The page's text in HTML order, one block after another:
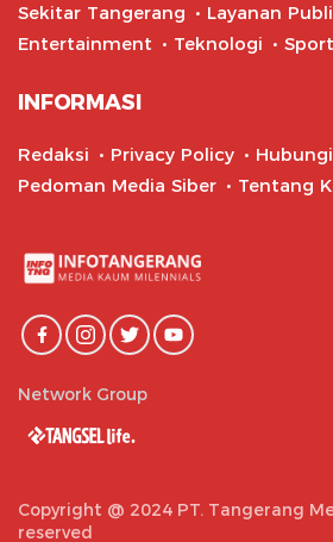
Sekitar Tangerang
Layanan
Entertainment
Teknologi Sport
INFORMASI
Redaksi Privacy Policy
Pedoman Media Siber
Tentang
Network Group
Copyright @ 2024 PT. Tangerang
reserved